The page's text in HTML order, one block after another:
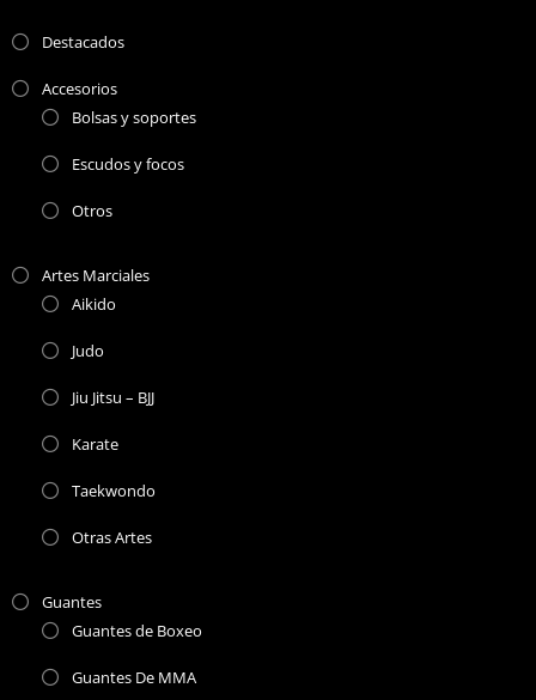
Destacados
Accesorios
Bolsas y soportes
Escudos y focos
Otros
Artes Marciales
Aikido
Judo
Jiu Jitsu – BJJ
Karate
Taekwondo
Otras Artes
Guantes
Guantes de Boxeo
Guantes De MMA